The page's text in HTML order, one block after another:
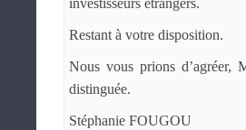
Restant à votre disposition.
Nous vous prions d’agréer,
distinguée.
Stéphanie FOUGOU